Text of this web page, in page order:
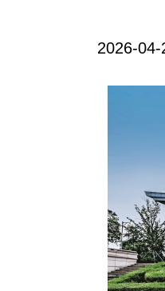
2026-